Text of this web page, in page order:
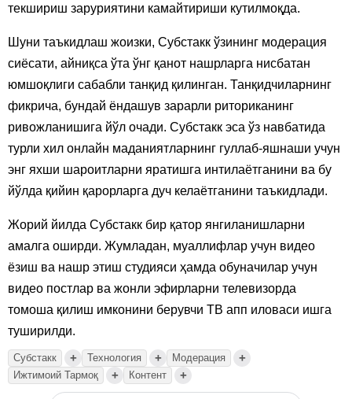
текшириш заруриятини камайтириши кутилмоқда.
Шуни таъкидлаш жоизки, Субстакк ўзининг модерация
сиёсати, айниқса ўта ўнг қанот нашрларга нисбатан
юмшоқлиги сабабли танқид қилинган. Танқидчиларнинг
фикрича, бундай ёндашув зарарли риториканинг
ривожланишига йўл очади. Субстакк эса ўз навбатида
турли хил онлайн маданиятларнинг гуллаб-яшнаши учун
энг яхши шароитларни яратишга интилаётганини ва бу
йўлда қийин қарорларга дуч келаётганини таъкидлади.
Жорий йилда Субстакк бир қатор янгиланишларни
амалга оширди. Жумладан, муаллифлар учун видео
ёзиш ва нашр этиш студияси ҳамда обуначилар учун
видео постлар ва жонли эфирларни телевизорда
томоша қилиш имконини берувчи ТВ апп иловаси ишга
туширилди.
Субстакк + Технология + Модерация +
Ижтимоий Тармоқ + Контент +